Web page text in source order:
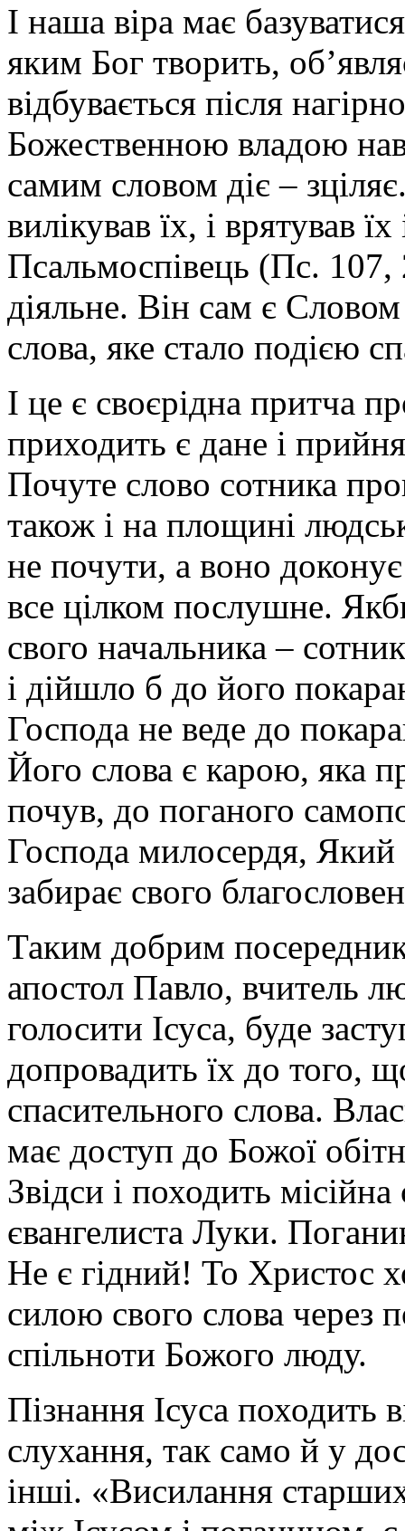
І наша віра має
яким Бог творить,
відбувається після
Божественною владою
самим словом діє –
вилікував їх, і врятував
Псальмоспівець (Пс.
діяльне. Він сам є
слова, яке стало подією
І це є своєрідна притча
приходить є дане і
Почуте слово сотника
також і на площині
не почути, а воно
все цілком послушне.
свого начальника –
і дійшло б до його
Господа не веде до
Його слова є карою, яка
почув, до поганого
Господа милосердя, Який
забирає свого
Таким добрим
апостол Павло, вчитель
голосити Ісуса, буде
допровадить їх до того,
спасительного слова.
має доступ до Божої
Звідси і походить
євангелиста Луки.
Не є гідний! То Христос
силою свого слова через
спільноти Божого люду.
Пізнання Ісуса походить
слухання, так само й у
інші. «Висилання